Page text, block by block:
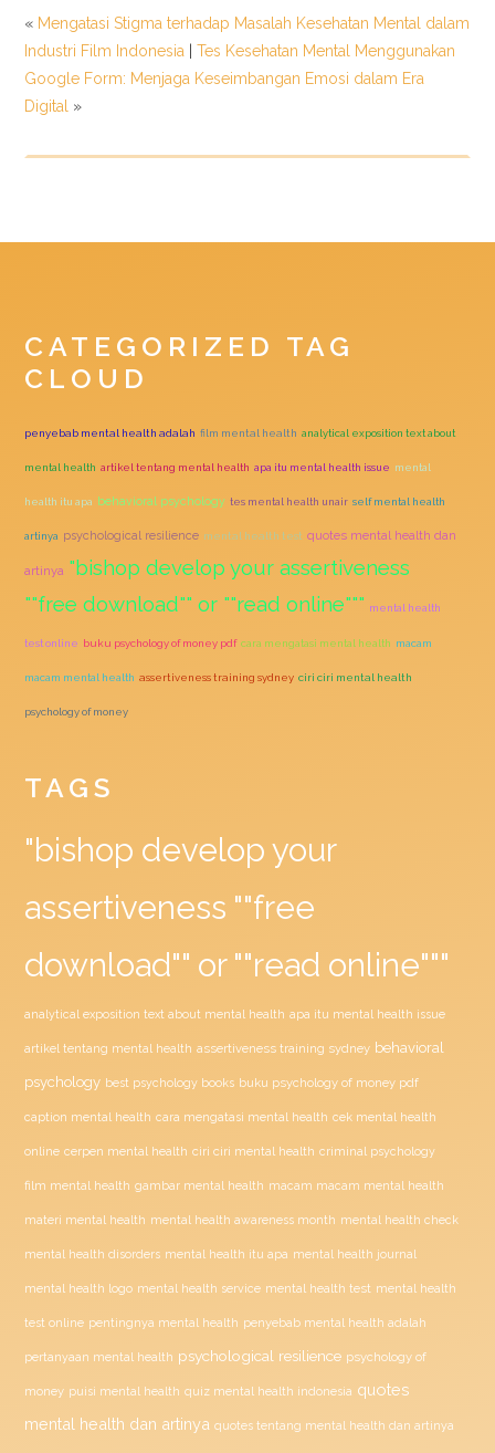
« Mengatasi Stigma terhadap Masalah Kesehatan Mental dalam
Industri Film Indonesia |Tes Kesehatan Mental Menggunakan
Google Form: Menjaga Keseimbangan Emosi dalam Era
Digital
»
CATEGORIZED TAG
CLOUD
penyebab mental health adalah film mental health analytical exposition text about
mental health artikel tentang mental health apa itu mental health issue mental
health itu apa behavioral psychology tes mental health unair self mental health
artinya psychological resilience mental health test quotes mental health dan
artinya "bishop develop your assertiveness
""free download"" or ""read online""" mental health
test online buku psychology of money pdf cara mengatasi mental health macam
macam mental health assertiveness training sydney ciri ciri mental health
psychology of money
TAGS
"bishop develop your
assertiveness ""free
download"" or ""read online"""
analytical exposition text about mental health apa itu mental health issue
artikel tentang mental health assertiveness training sydney behavioral
psychology best psychology books buku psychology of money pdf
caption mental health cara mengatasi mental health cek mental health
online cerpen mental health ciri ciri mental health criminal psychology
film mental health gambar mental health macam macam mental health
materi mental health mental health awareness month mental health check
mental health disorders mental health itu apa mental health journal
mental health logo mental health service mental health test mental health
test online pentingnya mental health penyebab mental health adalah
pertanyaan mental health psychological resilience psychology of
money puisi mental health quiz mental health indonesia quotes
mental health dan artinya quotes tentang mental health dan artinya